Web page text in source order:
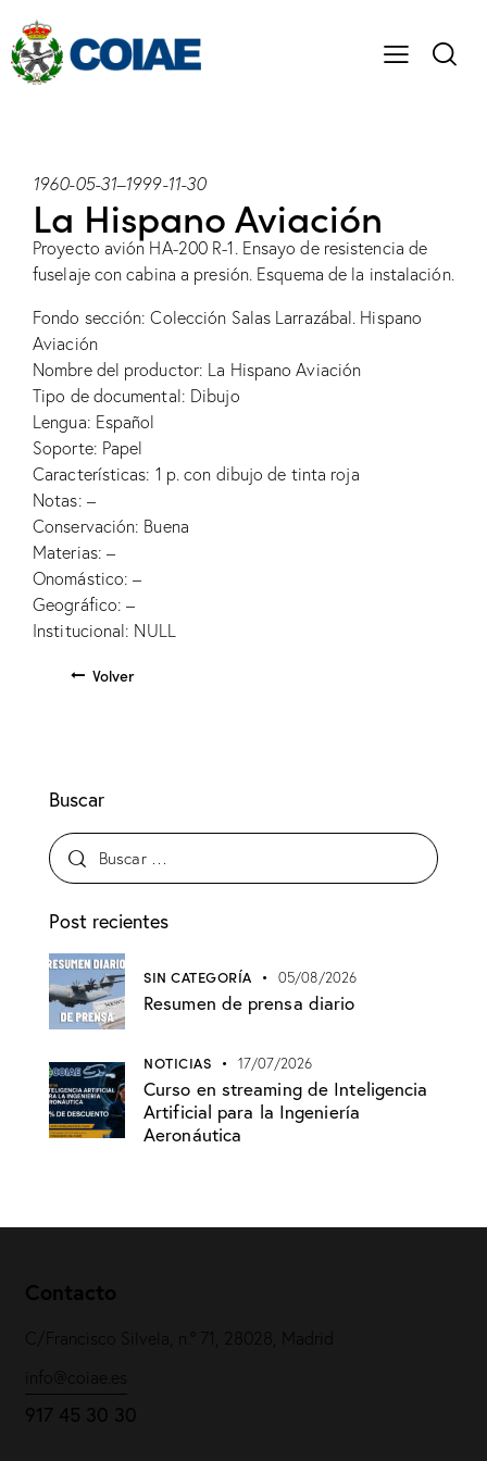
1960-05-31–1999-11-30
La Hispano Aviación
Proyecto avión HA-200 R-1. Ensayo de resistencia de
fuselaje con cabina a presión. Esquema de la instalación.
Fondo sección: Colección Salas Larrazábal. Hispano
Aviación
Nombre del productor: La Hispano Aviación
Tipo de documental: Dibujo
Lengua: Español
Soporte: Papel
Características: 1 p. con dibujo de tinta roja
Notas: –
Conservación: Buena
Materias: –
Onomástico: –
Geográfico: –
Institucional: NULL
Volver
Buscar
Post recientes
SIN CATEGORÍA 05/08/2026
Resumen de prensa diario
NOTICIAS 17/07/2026
Curso en streaming de Inteligencia
Artificial para la Ingeniería
Aeronáutica
Contacto
C/Francisco Silvela, n.º 71, 28028, Madrid
info@coiae.es
917 45 30 30